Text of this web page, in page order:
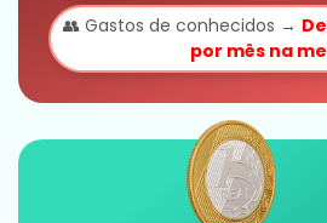
👥 Gastos de conhecidos →
por mês na